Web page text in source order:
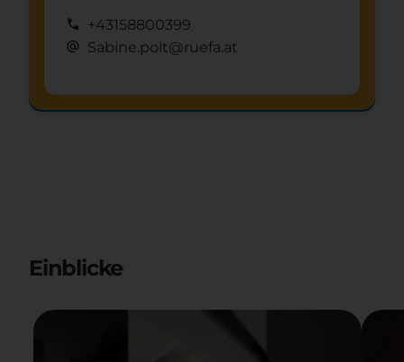
call +43158800399
alternate_email Sabine.polt@ruefa.at
Einblicke